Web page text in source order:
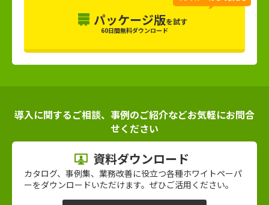
パッケージ版を試す
60日間無料ダウンロード
導入に関するご相談、事例のご紹介などお気軽にお問合
せください
資料ダウンロード
カタログ、事例集、業務改善に役立つ各種ホワイトペーパ
ーをダウンロードいただけます。ぜひご活用ください。